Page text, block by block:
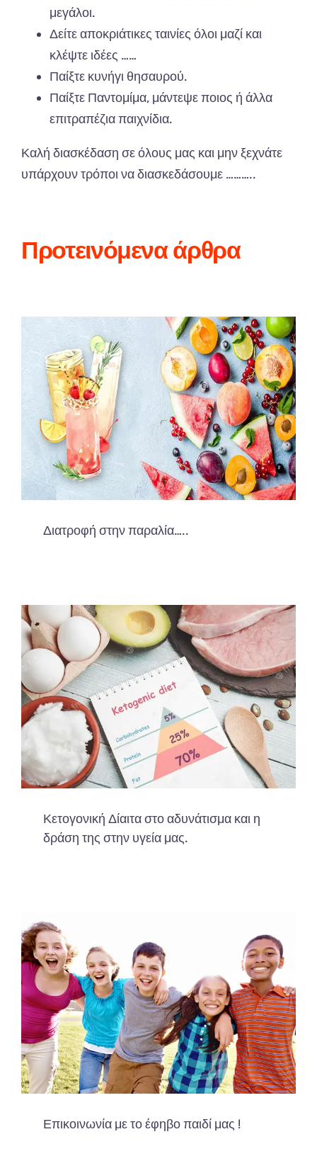
μεγάλοι.
Δείτε αποκριάτικες ταινίες όλοι μαζί και
κλέψτε ιδέες ……
Παίξτε κυνήγι θησαυρού.
Παίξτε Παντομίμα, μάντεψε ποιος ή άλλα
επιτραπέζια παιχνίδια.
Καλή διασκέδαση σε όλους μας και μην ξεχνάτε
υπάρχουν τρόποι να διασκεδάσουμε ………..
Προτεινόμενα άρθρα
Διατροφή στην παραλία…..
Κετογονική Δίαιτα στο αδυνάτισμα και η
δράση της στην υγεία μας.
Επικοινωνία με το έφηβο παιδί μας !